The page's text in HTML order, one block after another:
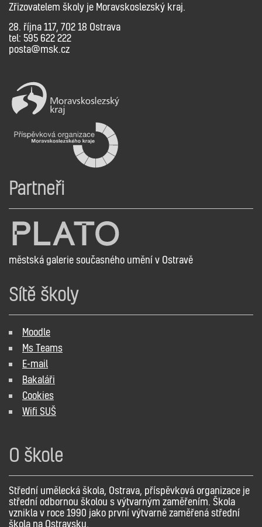
Zřizovatelem školy je Moravskoslezský kraj.
28. října 117, 702 18 Ostrava
tel: 595 622 222
posta@msk.cz
Partneři
městská galerie současného umění v Ostravě
Sítě školy
Moodle
Ms Teams
E-mail
Bakaláři
Cookies
Wifi SUŠ
O škole
Střední umělecká škola, Ostrava, příspěvková organizace je
střední odbornou školou s výtvarným zaměřením. Škola
vznikla v roce 1990 jako první výtvarně zaměřená střední
škola na Ostravsku.